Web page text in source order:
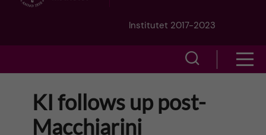
t
Institutet 2017-2023
o
KI follows up post-
Macchiarini